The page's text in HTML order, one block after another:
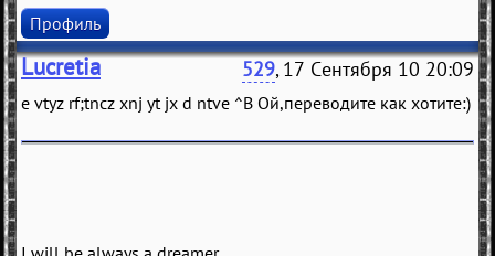
Профиль
Lucretia 529, 17 Сентября 10 20:09
e vtyz rf;tncz xnj yt jx d ntve ^В Ой,переводите как хотите:)